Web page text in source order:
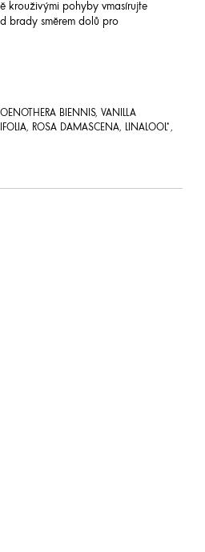
krouživými pohyby vmasírujte
brady směrem dolů pro
BIENNIS, VANILLA
ROSA DAMASCENA, LINALOOL*,